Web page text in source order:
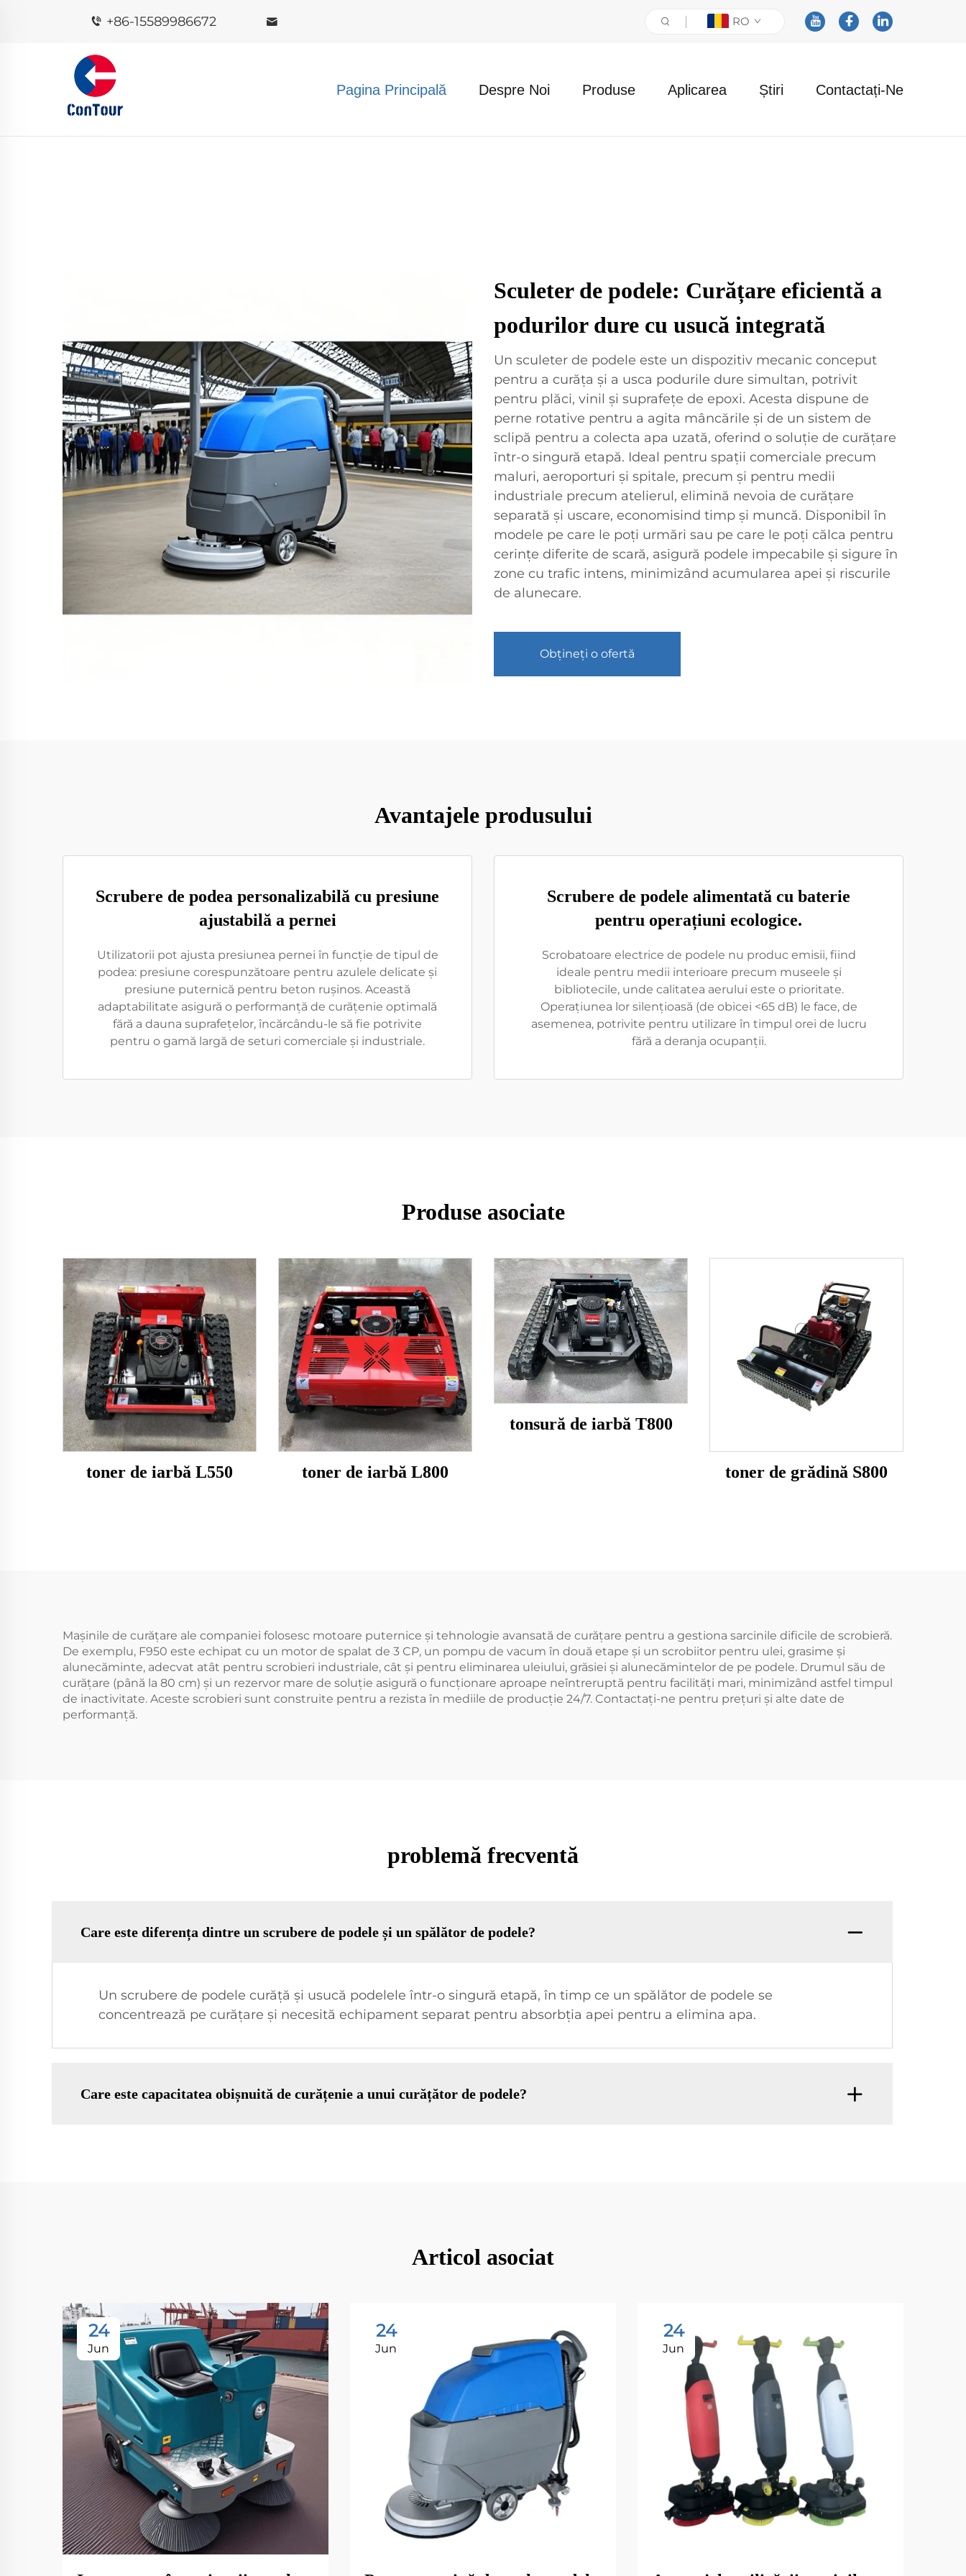
+86-15589986672 RO
Pagina Principală Despre Noi Produse Aplicarea Știri Contactați-Ne
Sculeter de podele: Curățare eficientă a
podurilor dure cu usucă integrată
Un sculeter de podele este un dispozitiv mecanic conceput
pentru a curăța și a usca podurile dure simultan, potrivit
pentru plăci, vinil și suprafețe de epoxi. Acesta dispune de
perne rotative pentru a agita mâncările și de un sistem de
sclipă pentru a colecta apa uzată, oferind o soluție de curățare
într-o singură etapă. Ideal pentru spații comerciale precum
maluri, aeroporturi și spitale, precum și pentru medii
industriale precum atelierul, elimină nevoia de curățare
separată și uscare, economisind timp și muncă. Disponibil în
modele pe care le poți urmări sau pe care le poți călca pentru
cerințe diferite de scară, asigură podele impecabile și sigure în
zone cu trafic intens, minimizând acumularea apei și riscurile
de alunecare.
Obțineți o ofertă
Avantajele produsului
Scrubere de podea personalizabilă cu presiune
ajustabilă a pernei
Utilizatorii pot ajusta presiunea pernei în funcție de tipul de
podea: presiune corespunzătoare pentru azulele delicate și
presiune puternică pentru beton rușinos. Această
adaptabilitate asigură o performanță de curățenie optimală
fără a dauna suprafețelor, încărcându-le să fie potrivite
pentru o gamă largă de seturi comerciale și industriale.
Scrubere de podele alimentată cu baterie
pentru operațiuni ecologice.
Scrobatoare electrice de podele nu produc emisii, fiind
ideale pentru medii interioare precum museele și
bibliotecile, unde calitatea aerului este o prioritate.
Operațiunea lor silențioasă (de obicei <65 dB) le face, de
asemenea, potrivite pentru utilizare în timpul orei de lucru
fără a deranja ocupanții.
Produse asociate
toner de iarbă L550 toner de iarbă L800
tonsură de iarbă T800
toner de grădină S800
Mașinile de curățare ale companiei folosesc motoare puternice și tehnologie avansată de curățare pentru a gestiona sarcinile dificile de scrobieră.
De exemplu, F950 este echipat cu un motor de spalat de 3 CP, un pompu de vacum în două etape și un scrobiitor pentru ulei, grasime și
alunecăminte, adecvat atât pentru scrobieri industriale, cât și pentru eliminarea uleiului, grăsiei și alunecămintelor de pe podele. Drumul său de
curățare (până la 80 cm) și un rezervor mare de soluție asigură o funcționare aproape neîntreruptă pentru facilități mari, minimizând astfel timpul
de inactivitate. Aceste scrobieri sunt construite pentru a rezista în mediile de producție 24/7. Contactați-ne pentru prețuri și alte date de
performanță.
problemă frecventă
Care este diferența dintre un scrubere de podele și un spălător de podele?
Un scrubere de podele curăță și usucă podelele într-o singură etapă, în timp ce un spălător de podele se
concentrează pe curățare și necesită echipament separat pentru absorbția apei pentru a elimina apa.
Care este capacitatea obișnuită de curățenie a unui curățător de podele?
Articol asociat
24
Jun
24
Jun
24
Jun